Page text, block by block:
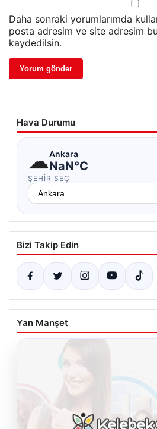
Daha sonraki yorumlarımda
posta adresim ve site adresim bu
kaydedilsin.
Hava Durumu
☁Ankara
NaN°C
ŞEHIR SEÇ
Bizi Takip Edin
Yan Manşet